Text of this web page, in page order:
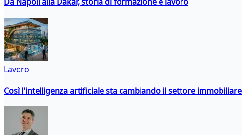
Lavoro
Così l'intelligenza artificiale sta cambiando il settore immobiliare